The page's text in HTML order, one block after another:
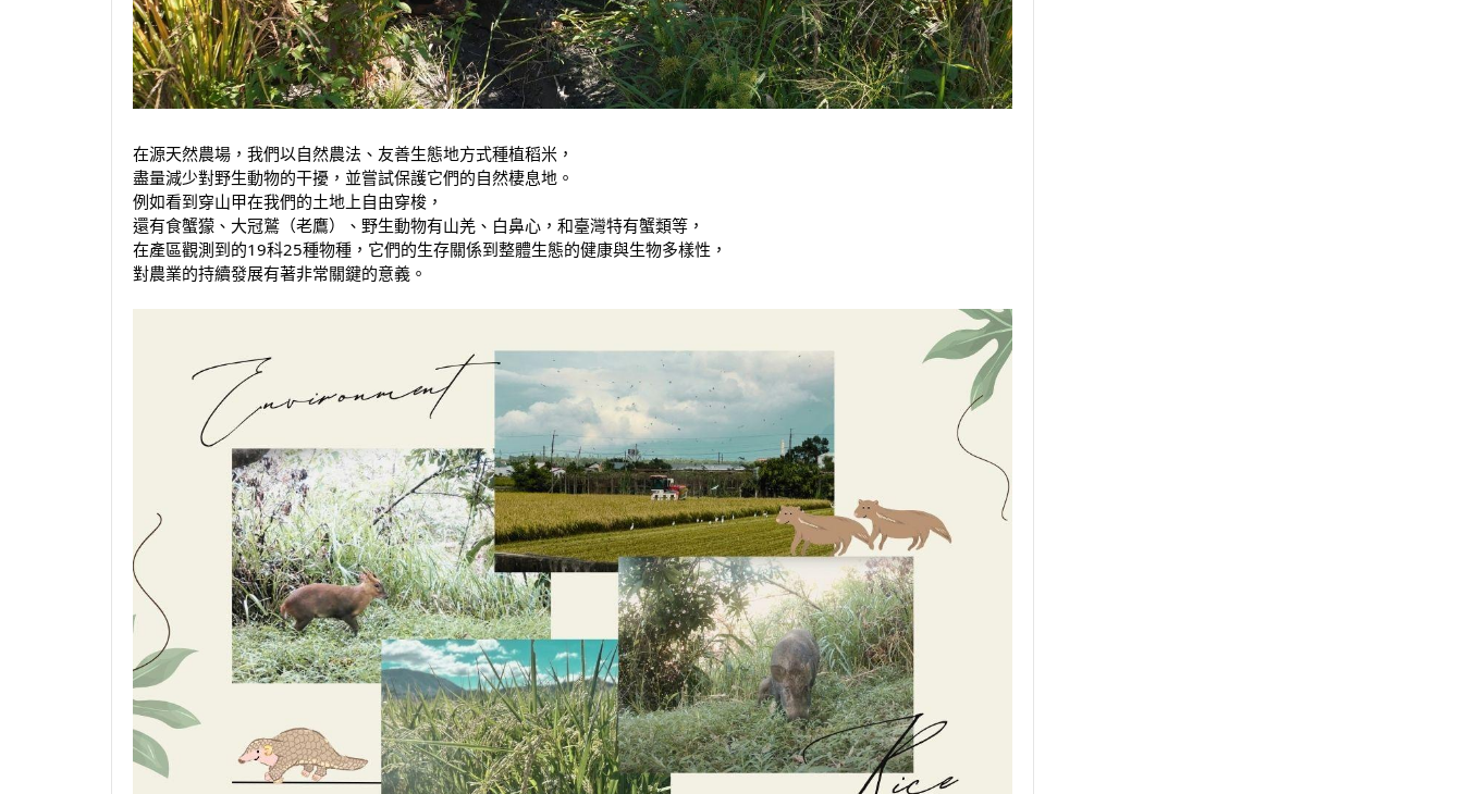
在源天然農場，我們以自然農法、友善生態地方式種植稻米，
盡量減少對野生動物的干擾，並嘗試保護它們的自然棲息地。
例如看到穿山甲在我們的土地上自由穿梭，
還有食蟹獴、大冠鷲（老鷹）、野生動物有山羌、白鼻心，和臺灣特有蟹類等，
在產區觀測到的19科25種物種，它們的生存關係到整體生態的健康與生物多樣性，
對農業的持續發展有著非常關鍵的意義。